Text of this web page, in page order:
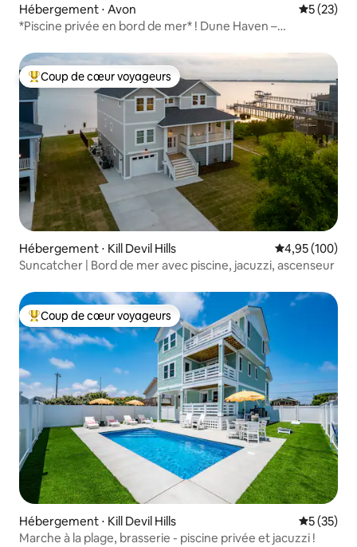
Hébergement ⋅ Avon
5 (23)
*Piscine privée en bord de mer* ! Dune Haven –
Coups de cœur voyageurs les plus appréciés
Coup de cœur voyageurs
Hébergement ⋅ Kill Devil Hills Évaluation
4,95 (100)
Suncatcher | Bord de mer avec piscine, jacuzzi, ascenseur
Coups de cœur voyageurs les plus appréciés
Coup de cœur voyageurs
Hébergement ⋅ Kill Devil Hills
5 (35)
Marche à la plage, brasserie - piscine privée et jacuzzi !